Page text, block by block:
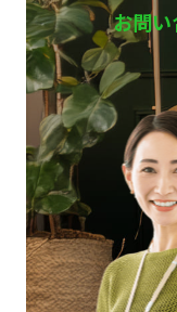
お問い